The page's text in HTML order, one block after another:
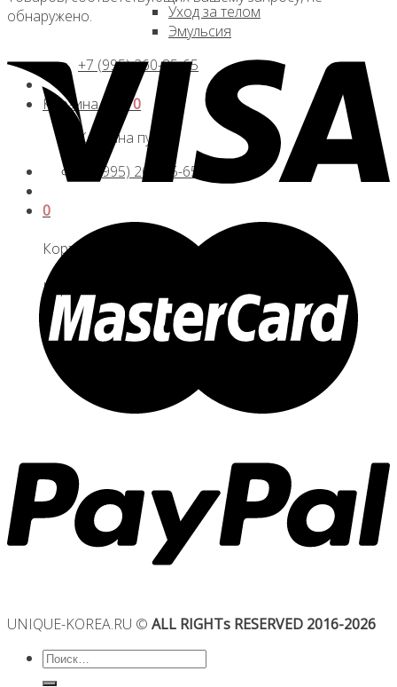
Уход за телом
Эмульсия
+7 (995) 260-85-65
Корзина /
0
Корзина пуста.
+7 (995) 260-85-65
0
Корзина
Корзина пуста.
обнаружено.
UNIQUE-KOREA.RU © ALL RIGHTs RESERVED 2016-2026
Искать: